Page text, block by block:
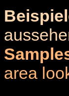
area